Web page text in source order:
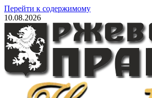
Перейти к содержимому
10.08.2026